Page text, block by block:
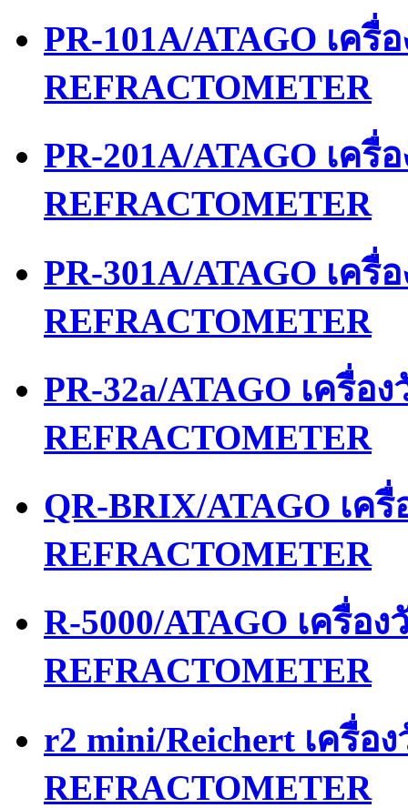
PR-101A/ATAGO เค
REFRACTOMETER
PR-201A/ATAGO เค
REFRACTOMETER
PR-301A/ATAGO เค
REFRACTOMETER
PR-32a/ATAGO เครื่อ
REFRACTOMETER
QR-BRIX/ATAGO เค
REFRACTOMETER
R-5000/ATAGO เครื่อ
REFRACTOMETER
r2 mini/Reichert เครื่
REFRACTOMETER